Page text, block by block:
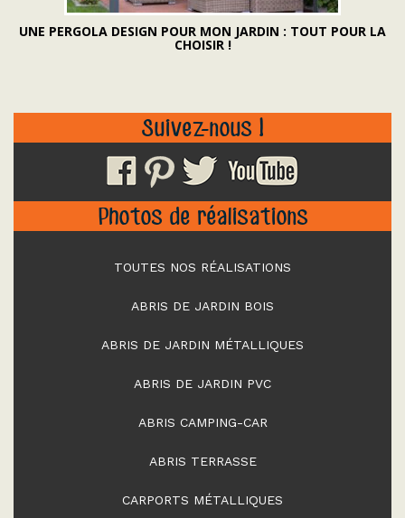
UNE PERGOLA DESIGN POUR MON JARDIN : TOUT POUR LA
CHOISIR !
Suivez-nous !
Photos de réalisations
TOUTES NOS RÉALISATIONS
ABRIS DE JARDIN BOIS
ABRIS DE JARDIN MÉTALLIQUES
ABRIS DE JARDIN PVC
ABRIS CAMPING-CAR
ABRIS TERRASSE
CARPORTS MÉTALLIQUES